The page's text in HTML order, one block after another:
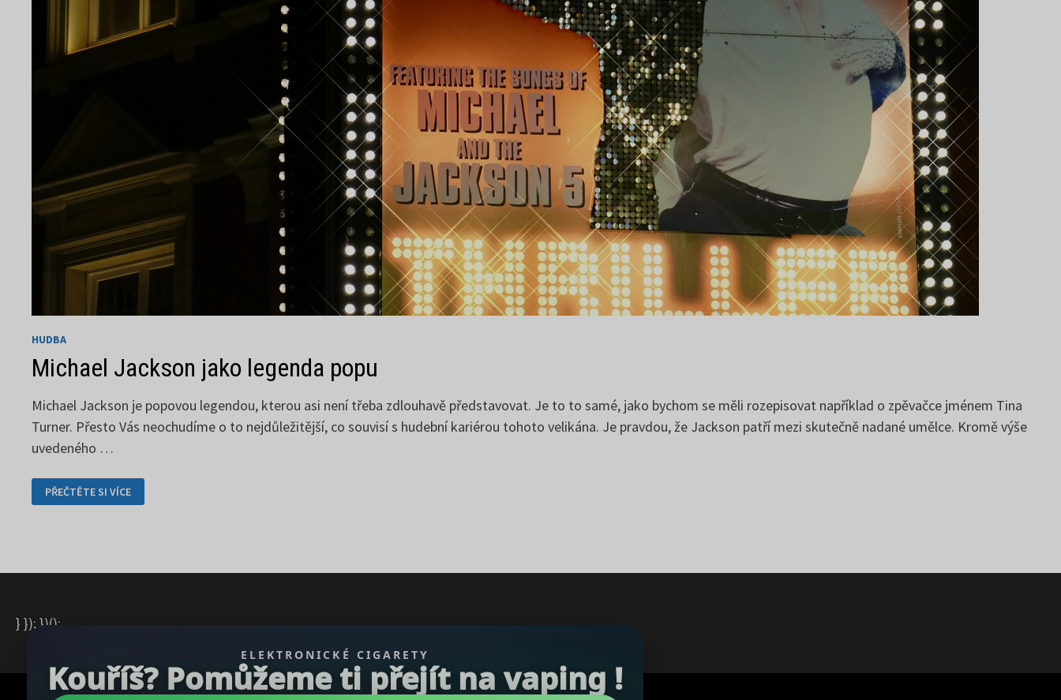
HUDBA
Michael Jackson jako legenda popu
Michael Jackson je popovou legendou, kterou asi není třeba zdlouhavě představovat. Je to to samé, jako bychom se měli rozepisovat například o zpěvačce jménem Tina
Turner. Přesto Vás neochudíme o to nejdůležitější, co souvisí s hudební kariérou tohoto velikána. Je pravdou, že Jackson patří mezi skutečně nadané umělce. Kromě výše
uvedeného …
MICHAEL
JACKSON
JAKO
PŘEČTĚTE SI VÍCE
ELEKTRONICKÉ CIGARETY
Kouříš? Pomůžeme ti přejít na vaping !
} }); })();